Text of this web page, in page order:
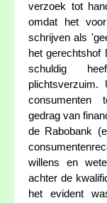
verzoek tot
omdat het
schrijven als
het gerechtshof
schuldig
plichtsverzuim.
consumenten
gedrag van
de Rabobank
willens en
achter de
het evident